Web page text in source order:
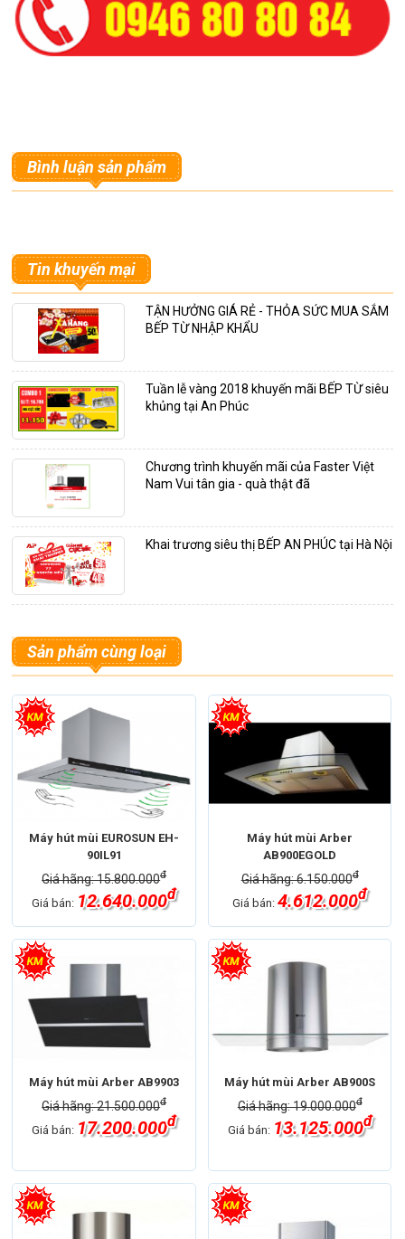
Bình luận sản phẩm
Tin khuyến mại
TẬN HƯỞNG GIÁ RẺ - THỎA SỨC MUA SẮM
BẾP TỪ NHẬP KHẨU
Tuần lễ vàng 2018 khuyến mãi BẾP TỪ siêu
khủng tại An Phúc
Chương trình khuyến mãi của Faster Việt
Nam Vui tân gia - quà thật đã
Khai trương siêu thị BẾP AN PHÚC tại Hà Nội
Sản phẩm cùng loại
Máy hút mùi EUROSUN EH-
90IL91
Giá hãng: 15.800.000đ
Giá bán: 12.640.000đ
Máy hút mùi Arber
AB900EGOLD
Giá hãng: 6.150.000đ
Giá bán:4.612.000đ
Máy hút mùi Arber AB9903
Giá hãng: 21.500.000đ
Giá bán: 17.200.000đ
Máy hút mùi Arber AB900S
Giá hãng: 19.000.000đ
Giá bán: 13.125.000đ